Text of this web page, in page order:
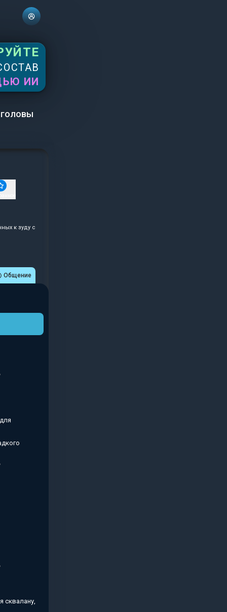
ИИ
к зуду с
Общение
сквалану,